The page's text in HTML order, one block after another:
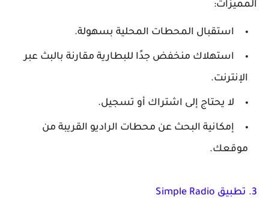
المميزات:
استقبال المحطات المحلية بسهولة.
استهلاك منخفض جدًا للبطارية مقارنة بالبث عبر
الإنترنت.
لا يحتاج إلى اشتراك أو تسجيل.
إمكانية البحث عن محطات الراديو القريبة من
موقعك.
3. تطبيق Simple Radio